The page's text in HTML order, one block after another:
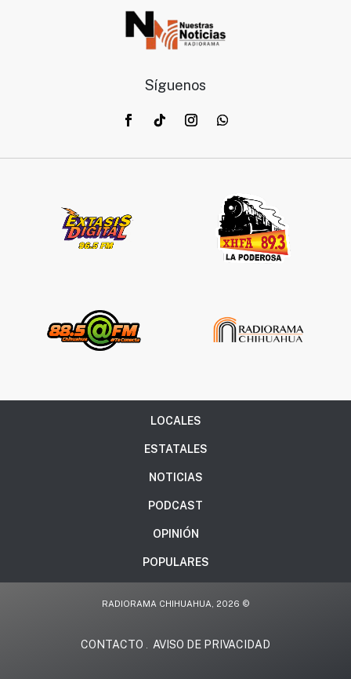
Síguenos
LOCALES
ESTATALES
NOTICIAS
PODCAST
OPINIÓN
POPULARES
RADIORAMA CHIHUAHUA, 2026 ©
CONTACTO AVISO DE PRIVACIDAD